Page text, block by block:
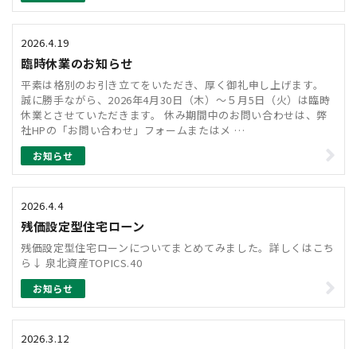
2026.4.19
臨時休業のお知らせ
平素は格別のお引き立てをいただき、厚く御礼申し上げます。
誠に勝手ながら、2026年4月30日（木）～５月5日（火）は臨時
休業とさせていただきます。 休み期間中のお問い合わせは、弊
社HPの「お問い合わせ」フォームまたはメ …
お知らせ
2026.4.4
残価設定型住宅ローン
残価設定型住宅ローンについてまとめてみました。詳しくはこち
ら↓ 泉北資産TOPICS.40
お知らせ
2026.3.12